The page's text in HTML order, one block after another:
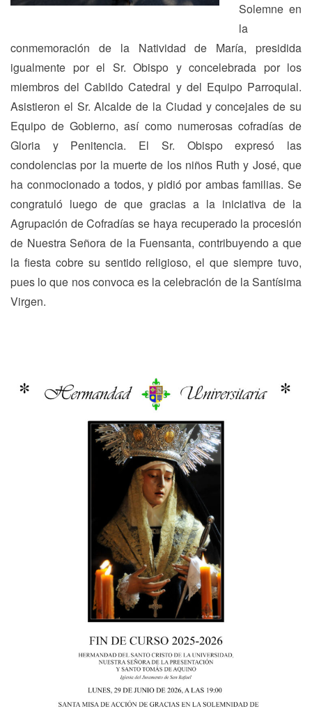
Solemne en
la
conmemoración de la Natividad de María, presidida
igualmente por el Sr. Obispo y concelebrada por los
miembros del Cabildo Catedral y del Equipo Parroquial.
Asistieron el Sr. Alcalde de la Ciudad y concejales de su
Equipo de Gobierno, así como numerosas cofradías de
Gloria y Penitencia. El Sr. Obispo expresó las
condolencias por la muerte de los niños Ruth y José, que
ha conmocionado a todos, y pidió por ambas familias. Se
congratuló luego de que gracias a la iniciativa de la
Agrupación de Cofradías se haya recuperado la procesión
de Nuestra Señora de la Fuensanta, contribuyendo a que
la fiesta cobre su sentido religioso, el que siempre tuvo,
pues lo que nos convoca es la celebración de la Santísima
Virgen.
de
entradas